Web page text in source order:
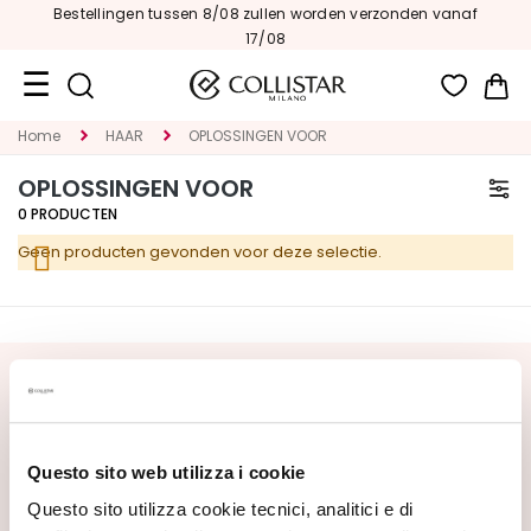
Questo sito web utilizza i cookie
Questo sito utilizza cookie tecnici, analitici e di
Bestellingen tussen 8/08 zullen worden verzonden vanaf
17/08
Travel
Nieuw
GEZICHT
G
R
Home HAAR OPLOSSINGEN VOOR
OPLOSSINGEN VOOR
0 PRODUCTEN
Geen producten gevonden voor deze selectie.
SCHRIJF U IN VOOR DE NIEUWSBRIEF
welkomstaanbieding:20% korting
bestelling.